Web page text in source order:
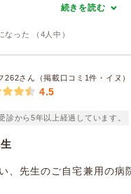
続きを読む
なった （ 4 人中）
262さん（掲載口コミ1件・イヌ）
4.5
診から5年以上経過しています。
、先生のご自宅兼用の病